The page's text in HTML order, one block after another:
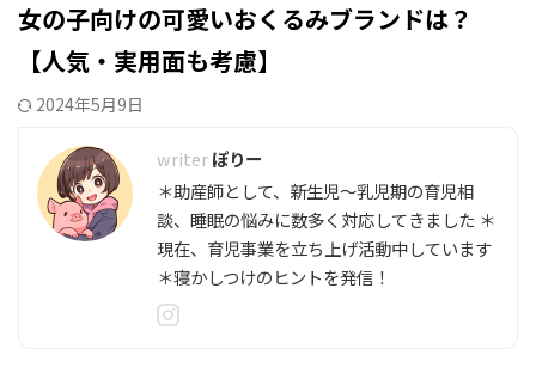
女の子向けの可愛いおくるみブランドは？
【人気・実用面も考慮】
2024年5月9日
ぽりー
＊助産師として、新生児～乳児期の育児相
談、睡眠の悩みに数多く対応してきました ＊
現在、育児事業を立ち上げ活動中しています
＊寝かしつけのヒントを発信！